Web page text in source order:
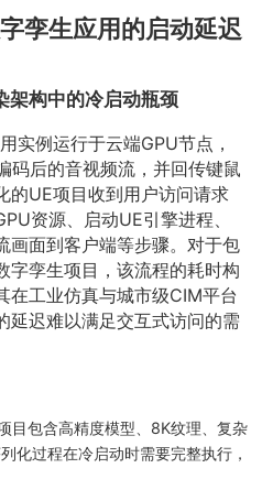
孪生应用的启动延迟
架构中的冷启动瓶颈
实例运行于云端GPU节点，
码后的音视频流，并回传键鼠
的UE项目收到用户访问请求
资源、启动UE引擎进程、
画面到客户端等步骤。对于包
字孪生项目，该流程的耗时构
在工业仿真与城市级CIM平台
延迟难以满足交互式访问的需
目包含高精度模型、8K纹理、复杂
化过程在冷启动时需要完整执行，